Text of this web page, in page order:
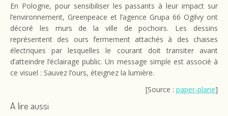
En Pologne, pour sensibiliser les passants à leur impact sur
l’environnement, Greenpeace et l’agence Grupa 66 Ogilvy ont
décoré les murs de la ville de pochoirs. Les dessins
représentent des ours fermement attachés à des chaises
électriques par lesquelles le courant doit transiter avant
d’atteindre l’éclairage public. Un message simple est associé à
ce visuel : Sauvez l’ours, éteignez la lumière.
[Source : paper-plane]
A lire aussi